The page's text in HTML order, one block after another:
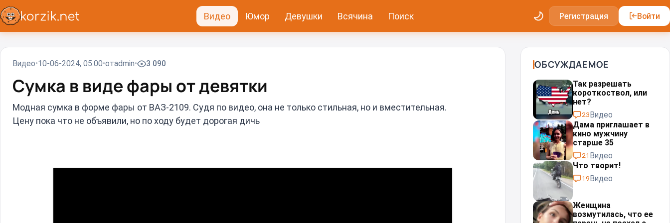
Видео Юмор Девушки Всячина Поиск Регистрация Войти
Видео 10-06-2024, 05:00 отadmin 3 090
Сумка в виде фары от девятки⁠⁠
Модная сумка в форме фары от ВАЗ-2109. Судя по видео, она не только стильная, но и вместительная.
Цену пока что не объявили, но по ходу будет дорогая дичь
ОБСУЖДАЕМОЕ
Так разрешать
короткоствол, или
нет?
23Видео
Дама приглашает в
кино мужчину
старше 35
21 Видео
Что творит!
19Видео
Женщина
возмутилась, что ее